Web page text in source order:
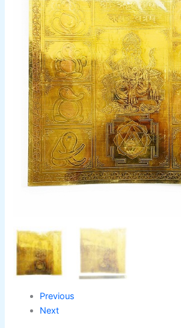
Previous
Next
was:
₹2,100.00.
is:
Centimetre
Astaganesh
Yantra
quantity